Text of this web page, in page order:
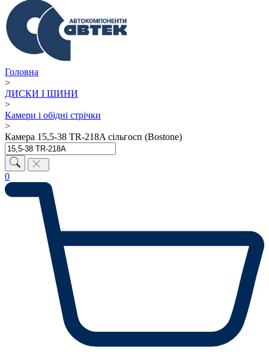
Головна
>
ДИСКИ І ШИНИ
>
Камери і обідні стрічки
>
Камера 15,5-38 TR-218A сільгосп (Bostone)
0